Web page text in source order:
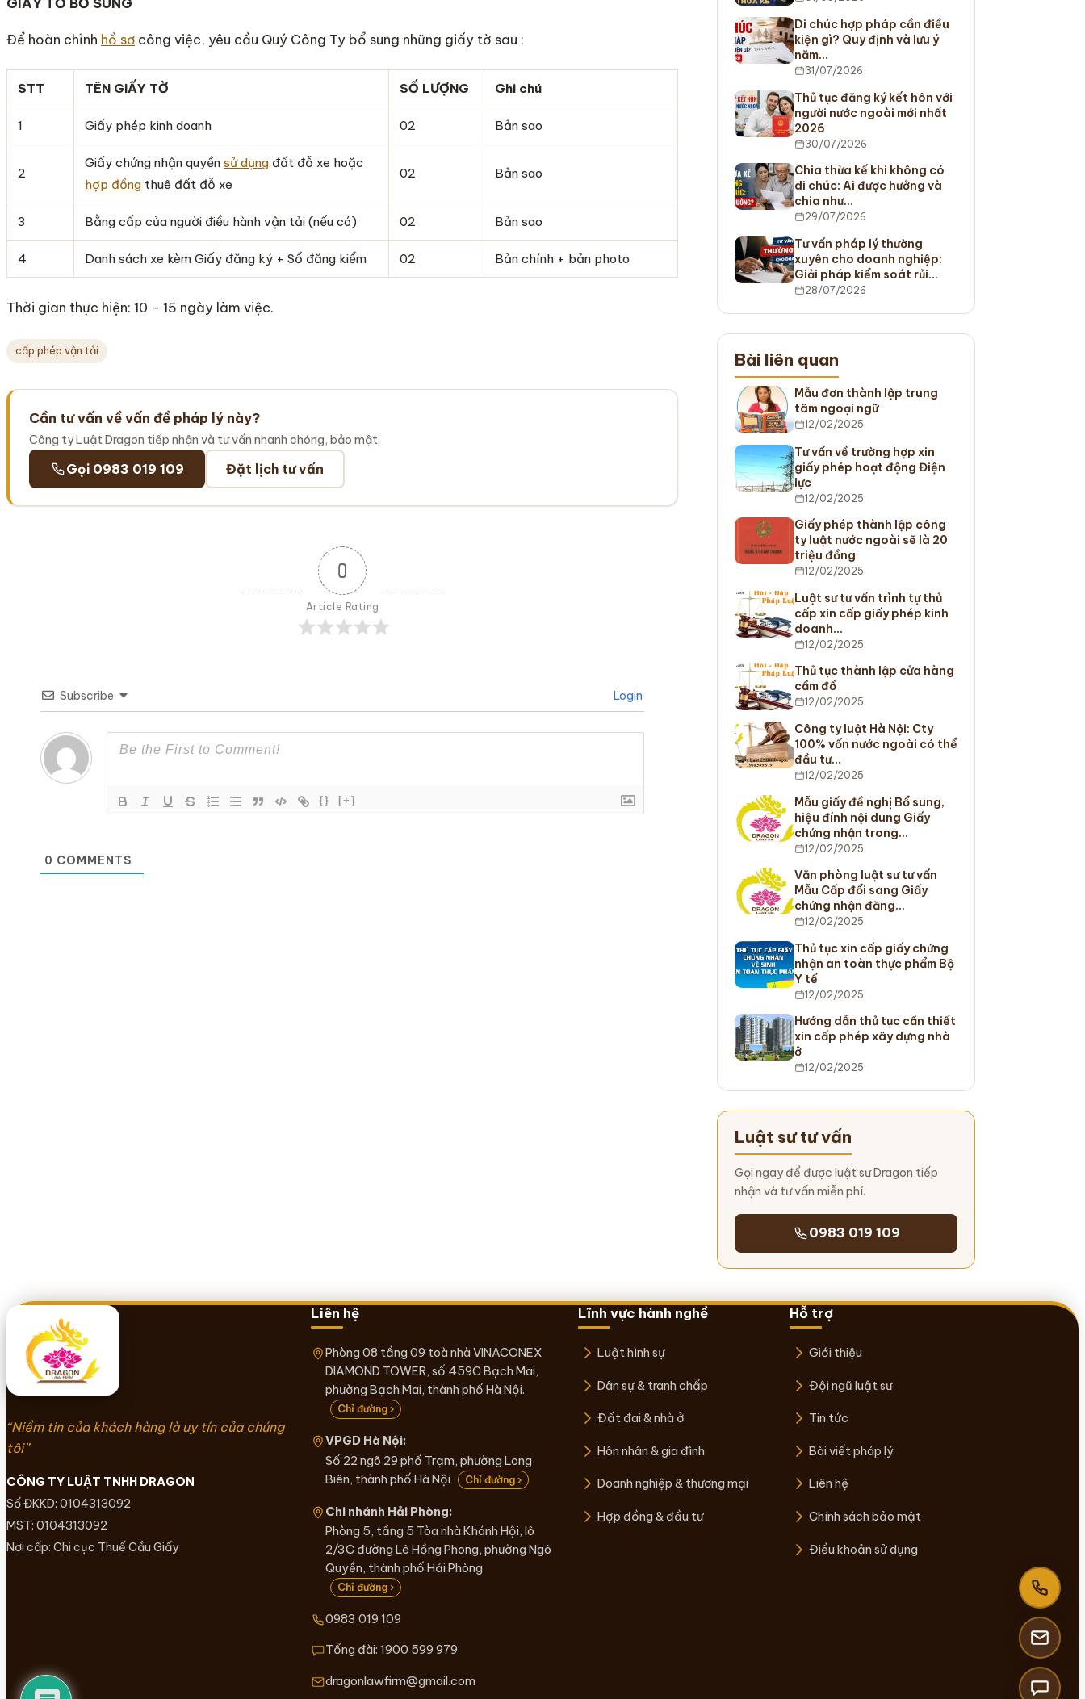
Để hoàn chỉnh hồ sơ công việc, yêu cầu Quý Công Ty bổ sung những giấy tờ sau :
STT TÊN GIẤY TỜ SỐ LƯỢNG Ghi chú
1 Giấy phép kinh doanh 02 Bản sao
2
Giấy chứng nhận quyền sử dụngđất đỗ xe hoặc
hợp đồngthuê đất đỗ xe
02 Bản sao
3 Bằng cấp của người điều hành vận tải (nếu có) 02 Bản sao
4 Danh sách xe kèm Giấy đăng ký + Sổ đăng kiểm 02 Bản chính + bản photo
Thời gian thực hiện: 10 – 15 ngày làm việc.
cấp phép vận tải
Cần tư vấn về vấn đề pháp lý này?
Công ty Luật Dragon tiếp nhận và tư vấn nhanh chóng, bảo mật.
Gọi 0983 019 109 Đặt lịch tư vấn
0
Article Rating
Subscribe Login
{} [+]
0 COMMENTS
Di chúc hợp pháp cần điều
kiện gì? Quy định và lưu ý
năm…
31/07/2026
Thủ tục đăng ký kết hôn với
người nước ngoài mới nhất
2026
30/07/2026
Chia thừa kế khi không có
di chúc: Ai được hưởng và
chia như…
29/07/2026
Tư vấn pháp lý thường
xuyên cho doanh nghiệp:
Giải pháp kiểm soát rủi…
28/07/2026
Bài liên quan
Mẫu đơn thành lập trung
tâm ngoại ngữ
12/02/2025
Tư vấn về trường hợp xin
giấy phép hoạt động Điện
lực
12/02/2025
Giấy phép thành lập công
ty luật nước ngoài sẽ là 20
triệu đồng
12/02/2025
Luật sư tư vấn trình tự thủ
cấp xin cấp giấy phép kinh
doanh…
12/02/2025
Thủ tục thành lập cửa hàng
cầm đồ
12/02/2025
Công ty luật Hà Nội: Cty
100% vốn nước ngoài có thể
đầu tư…
12/02/2025
Mẫu giấy đề nghị Bổ sung,
hiệu đính nội dung Giấy
chứng nhận trong…
12/02/2025
Văn phòng luật sư tư vấn
Mẫu Cấp đổi sang Giấy
chứng nhận đăng…
12/02/2025
Thủ tục xin cấp giấy chứng
nhận an toàn thực phẩm Bộ
Y tế
12/02/2025
Hướng dẫn thủ tục cần thiết
xin cấp phép xây dựng nhà
ở
12/02/2025
Luật sư tư vấn
Gọi ngay để được luật sư Dragon tiếp
nhận và tư vấn miễn phí.
0983 019 109
“Niềm tin của khách hàng là uy tín của chúng
tôi”
CÔNG TY LUẬT TNHH DRAGON
Số ĐKKD: 0104313092
MST: 0104313092
Nơi cấp: Chi cục Thuế Cầu Giấy
Liên hệ
Phòng 08 tầng 09 toà nhà VINACONEX
DIAMOND TOWER, số 459C Bạch Mai,
phường Bạch Mai, thành phố Hà Nội.
Chỉ đường ›
VPGD Hà Nội:
Số 22 ngõ 29 phố Trạm, phường Long
Biên, thành phố Hà Nội
Chỉ đường ›
Chi nhánh Hải Phòng:
Phòng 5, tầng 5 Tòa nhà Khánh Hội, lô
2/3C đường Lê Hồng Phong, phường Ngô
Quyền, thành phố Hải Phòng
Chỉ đường ›
0983 019 109
Tổng đài: 1900 599 979
dragonlawfirm@gmail.com
Lĩnh vực hành nghề
Luật hình sự
Dân sự & tranh chấp
Đất đai & nhà ở
Hôn nhân & gia đình
Doanh nghiệp & thương mại
Hợp đồng & đầu tư
Hỗ trợ
Giới thiệu
Đội ngũ luật sư
Tin tức
Bài viết pháp lý
Liên hệ
Chính sách bảo mật
Điều khoản sử dụng